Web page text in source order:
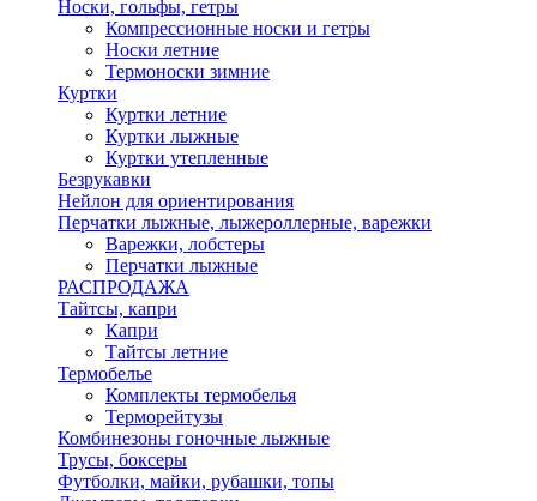
Носки, гольфы, гетры
Компрессионные носки и гетры
Носки летние
Термоноски зимние
Куртки
Куртки летние
Куртки лыжные
Куртки утепленные
Безрукавки
Нейлон для ориентирования
Перчатки лыжные, лыжероллерные, варежки
Варежки, лобстеры
Перчатки лыжные
РАСПРОДАЖА
Тайтсы, капри
Капри
Тайтсы летние
Термобелье
Комплекты термобелья
Терморейтузы
Комбинезоны гоночные лыжные
Трусы, боксеры
Футболки, майки, рубашки, топы